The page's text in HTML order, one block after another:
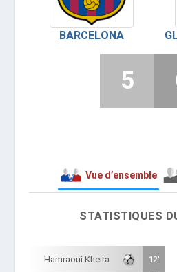
BARCELONA
5
Vue d’ensemble
STATISTIQUES
Hamraoui Kheira 12'